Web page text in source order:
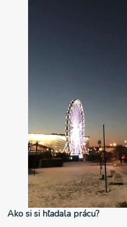
Ako si si hľadala prácu?